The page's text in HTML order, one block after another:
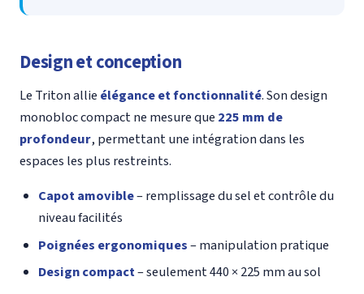
Design et conception
Le Triton allie élégance et fonctionnalité. Son design
monobloc compact ne mesure que 225 mm de
profondeur, permettant une intégration dans les
espaces les plus restreints.
Capot amovible– remplissage du sel et contrôle du
niveau facilités
Poignées ergonomiques– manipulation pratique
Design compact– seulement 440 × 225 mm au sol